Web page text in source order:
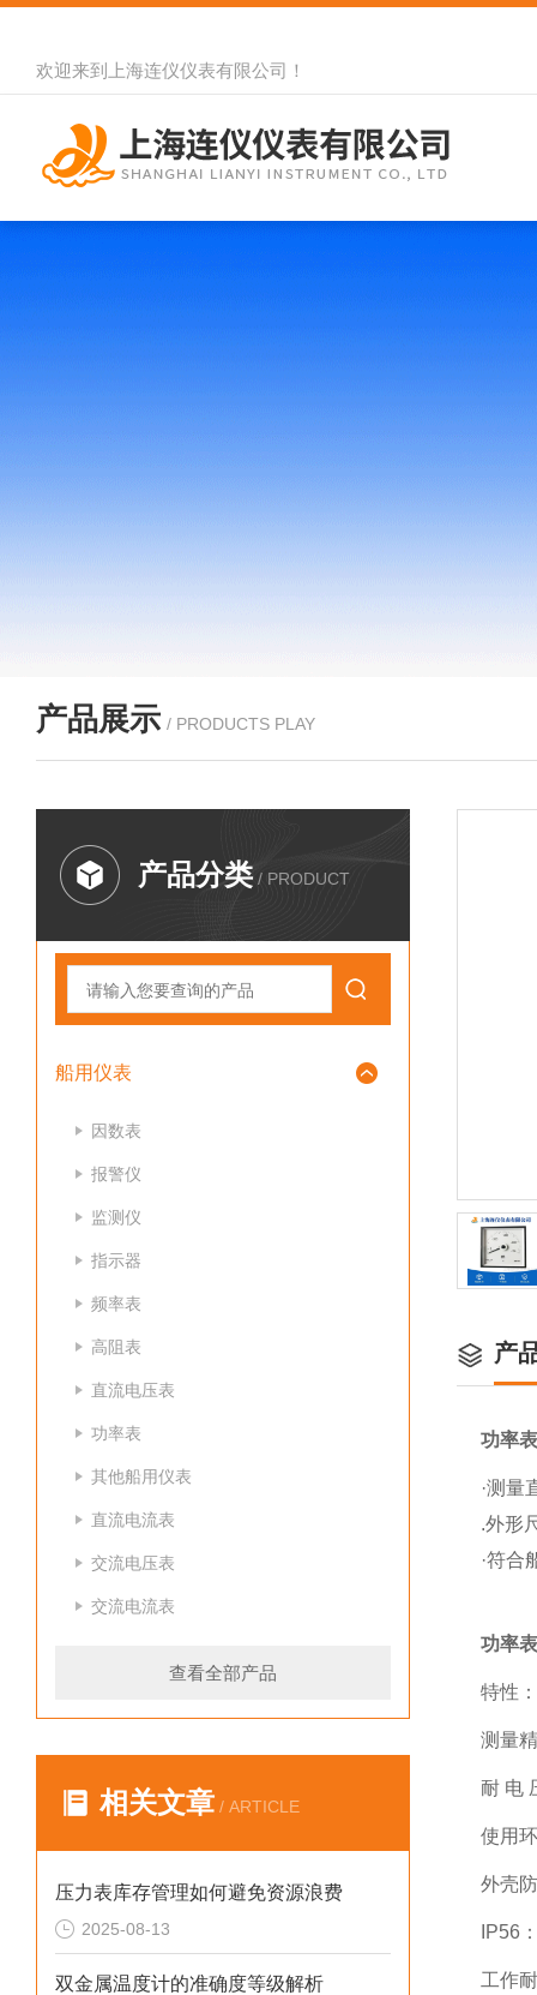
欢迎来到 上海连仪仪表有限公司 ！
产品展示 / PRODUCTS PLAY
产品分类 / PRODUCT
船用仪表
因数表
报警仪
监测仪
指示器
频率表
高阻表
直流电压表
功率表
其他船用仪表
直流电流表
交流电压表
交流电流表
查看全部产品
相关文章 / ARTICLE
压力表库存管理如何避免资源浪费
2025-08-13
双金属温度计的准确度等级解析
产
功率
·测量
.外形
·符合
功率
特性
测量
耐
使用
外壳
IP56
工作